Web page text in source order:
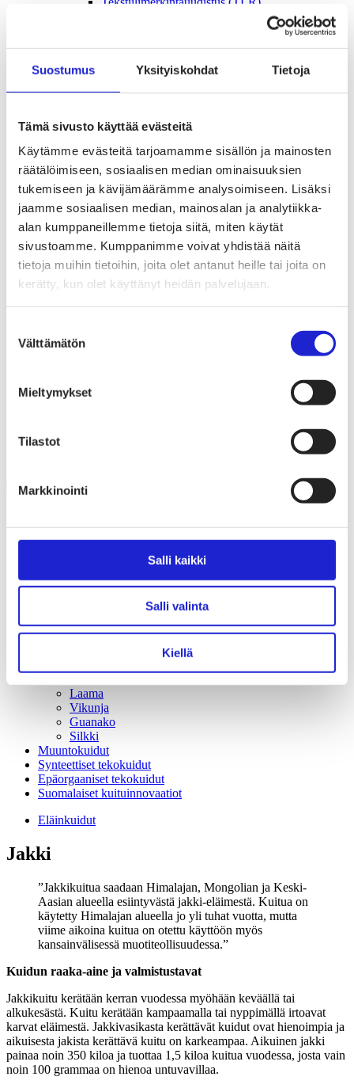
Suostumus Yksityiskohdat Tietoja
Tämä sivusto käyttää evästeitä
Käytämme evästeitä tarjoamamme sisällön ja mainosten
räätälöimiseen, sosiaalisen median ominaisuuksien
tukemiseen ja kävijämäärämme analysoimiseen. Lisäksi
jaamme sosiaalisen median, mainosalan ja analytiikka-
alan kumppaneillemme tietoja siitä, miten käytät
sivustoamme. Kumppanimme voivat yhdistää näitä
tietoja muihin tietoihin, joita olet antanut heille tai joita on
kerätty, kun olet käyttänyt heidän palvelujaan.
valinta
Välttämätön
Mieltymykset
Tilastot
Markkinointi
Salli kaikki
Salli valinta
Kiellä
Pikamuodin rajoittaminen
vaikuttajaryhmä
Kansainvälinen liiketoiminta ja rahoitus -
vaikuttajaryhmä
Julkiset hankinnat ja huoltovarmuus -
vaikuttajaryhmä
Kestävä tuotepolitiikka​ -vaikuttajaryhmä
Osaaminen ja vetovoima -vaikuttajaryhmä
Tule jäseneksi
Suomen Tekstiili & Muodin jäsenyysmuodot
Liity varsinaiseksi jäseneksi
Liity startup-jäseneksi
Liity kumppani­jäseneksi
Liiton strategia
Laskutusosoite
Mediapankki
Villa
Cashgora
Alpakka
Laama
Vikunja
Guanako
Silkki
Muuntokuidut
Synteettiset tekokuidut
Epäorgaaniset tekokuidut
Suomalaiset kuituinnovaatiot
Eläinkuidut
Jakki
Jakkikuitua saadaan Himalajan, Mongolian ja Keski-
Aasian alueella esiintyvästä jakki-eläimestä. Kuitua on
käytetty Himalajan alueella jo yli tuhat vuotta, mutta
viime aikoina kuitua on otettu käyttöön myös
kansainvälisessä muotiteollisuudessa.
Kuidun raaka-aine ja valmistustavat
Jakkikuitu kerätään kerran vuodessa myöhään keväällä tai
alkukesästä. Kuitu kerätään kampaamalla tai nyppimällä irtoavat
karvat eläimestä. Jakkivasikasta kerättävät kuidut ovat hienoimpia ja
aikuisesta jakista kerättävä kuitu on karkeampaa. Aikuinen jakki
painaa noin 350 kiloa ja tuottaa 1,5 kiloa kuitua vuodessa, josta vain
noin 100 grammaa on hienoa untuvavillaa.